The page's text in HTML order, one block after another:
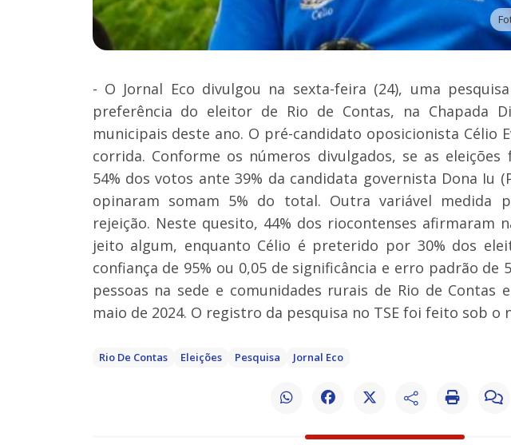
- O Jornal Eco divulgou na sexta-feira (24), uma
preferência do eleitor de Rio de Contas, na Chapada
municipais deste ano. O pré-candidato oposicionista Célio
corrida. Conforme os números divulgados, se as eleições
54% dos votos ante 39% da candidata governista Dona Iu
opinaram somam 5% do total. Outra variável medida
rejeição. Neste quesito, 44% dos riocontenses afirmaram
jeito algum, enquanto Célio é preterido por 30% dos
confiança de 95% ou 0,05 de significância e erro padrão de
pessoas na sede e comunidades rurais de Rio de Contas
maio de 2024. O registro da pesquisa no TSE foi feito sob o
Rio De Contas Eleições Pesquisa Jornal Eco